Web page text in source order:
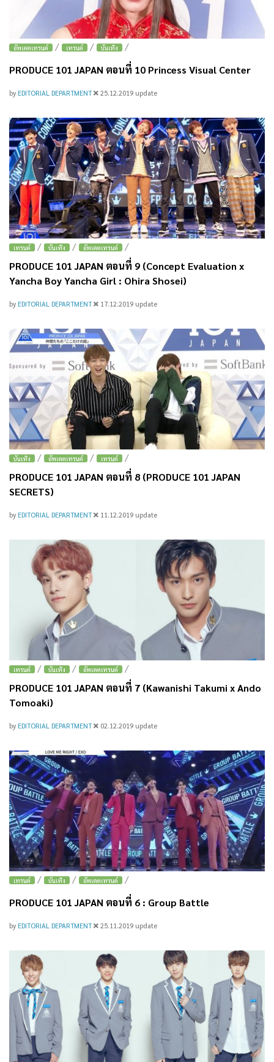
อัพเดตเทรนด์ / เทรนด์ / บันเทิง /
PRODUCE 101 JAPAN ตอนที่ 10 Princess Visual Center
by EDITORIAL DEPARTMENT 25.12.2019 update
เทรนด์ / บันเทิง / อัพเดตเทรนด์ /
PRODUCE 101 JAPAN ตอนที่ 9 (Concept Evaluation x
Yancha Boy Yancha Girl : Ohira Shosei)
by EDITORIAL DEPARTMENT 17.12.2019 update
บันเทิง / อัพเดตเทรนด์ / เทรนด์ /
PRODUCE 101 JAPAN ตอนที่ 8 (PRODUCE 101 JAPAN
SECRETS)
by EDITORIAL DEPARTMENT 11.12.2019 update
เทรนด์ / บันเทิง / อัพเดตเทรนด์ /
PRODUCE 101 JAPAN ตอนที่ 7 (Kawanishi Takumi x Ando
Tomoaki)
by EDITORIAL DEPARTMENT 02.12.2019 update
เทรนด์ / บันเทิง / อัพเดตเทรนด์ /
PRODUCE 101 JAPAN ตอนที่ 6 : Group Battle
by EDITORIAL DEPARTMENT 25.11.2019 update